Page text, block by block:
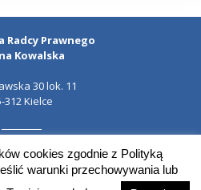
Radcy Prawnego
Kowalska
30 lok. 11
312 Kielce
606 527 454
cookies zgodnie z Polityką
warunki przechowywania lub